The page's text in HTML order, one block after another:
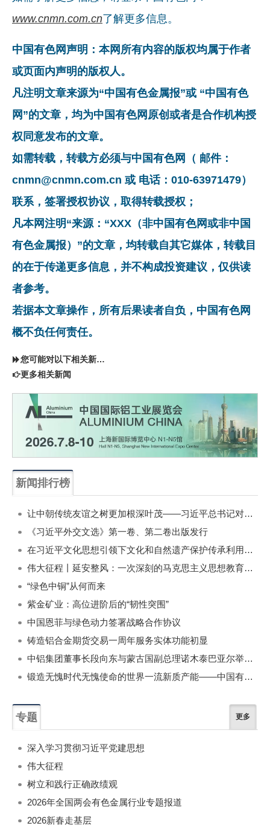
www.cnmn.com.cn了解更多信息。
中国有色网声明：本网所有内容的版权均属于作者
或页面内声明的版权人。
凡注明文章来源为“中国有色金属报”或 “中国有色
网”的文章，均为中国有色网原创或者是合作机构授
权同意发布的文章。
如需转载，转载方必须与中国有色网（ 邮件：
cnmn@cnmn.com.cn 或 电话：010-63971479）
联系，签署授权协议，取得转载授权；
凡本网注明“来源：“XXX（非中国有色网或非中国
有色金属报）”的文章，均转载自其它媒体，转载目
的在于传递更多信息，并不构成投资建议，仅供读
者参考。
若据本文章操作，所有后果读者自负，中国有色网
概不负任何责任。
您可能对以下相关新闻同样感兴趣
更多相关新闻
新闻排行榜
让中朝传统友谊之树更加根深叶茂——习近平总书记对朝鲜进行国事访问纪实
《习近平外交文选》第一卷、第二卷出版发行
在习近平文化思想引领下文化和自然遗产保护传承利用工作开创新局面
伟大征程丨延安整风：一次深刻的马克思主义思想教育运动
“绿色中铜”从何而来
紫金矿业：高位进阶后的“韧性突围”
中国恩菲与绿色动力签署战略合作协议
铸造铝合金期货交易一周年服务实体功能初显
中铝集团董事长段向东与蒙古国副总理诺木泰巴亚尔举行会谈
锻造无愧时代无愧使命的世界一流新质产能——中国有色金属工业的战略应对与破局之道（二）
专题 更多
深入学习贯彻习近平党建思想
伟大征程
树立和践行正确政绩观
2026年全国两会有色金属行业专题报道
2026新春走基层